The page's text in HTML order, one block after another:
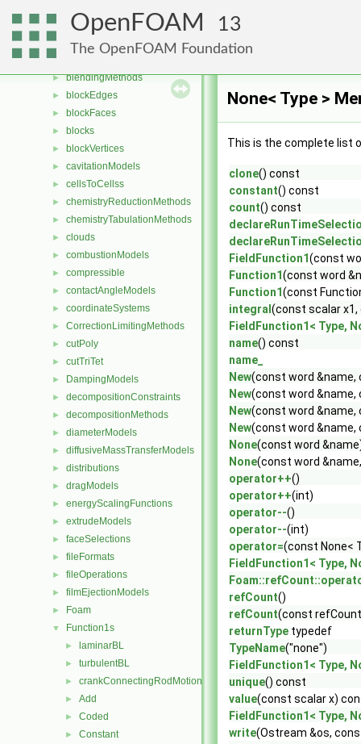
OpenFOAM 13
The OpenFOAM Foundation
▼ Foam
► aspectRatioModels
►
► blendingMethods
► blockEdges
► blockFaces
► blocks
► blockVertices
► cavitationModels
► cellsToCellss
► chemistryReductionMethods
► chemistryTabulationMethods
► clouds
► combustionModels
► compressible
► contactAngleModels
► coordinateSystems
► CorrectionLimitingMethods
► cutPoly
► cutTriTet
► DampingModels
► decompositionConstraints
► decompositionMethods
► diameterModels
► diffusiveMassTransferModels
► distributions
► dragModels
► energyScalingFunctions
► extrudeModels
► faceSelections
► fileFormats
► fileOperations
► filmEjectionModels
► Foam
▼ Function1s
► laminarBL
► turbulentBL
► crankConnectingRodMotion
► Add
► Coded
► Constant
None< Type >
This is the complete list
clone() const
constant() const
count() const
FieldFunction1(const
Function1(const word
Function1(const
integral (const scalar
FieldFunction1< Type,
name() const
name_
New(const word &name,
New(const word &name,
New(const word &name,
New(const word &name,
None(const word
None(const word
operator++()
operator++(int)
operator--()
operator--(int)
operator=(const None<
FieldFunction1< Type,
refCount()
refCount(const
returnType typedef
TypeName("none")
FieldFunction1< Type,
unique() const
value(const scalar x)
FieldFunction1< Type,
write(Ostream &os,